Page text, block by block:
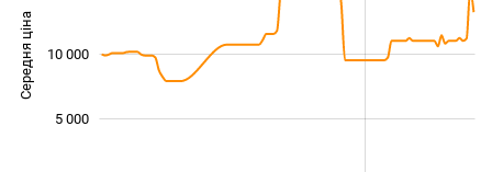
Середня ціна 10 000
5 000
10 000